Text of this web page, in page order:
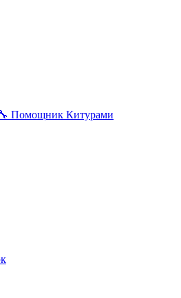
Помощник Китурами